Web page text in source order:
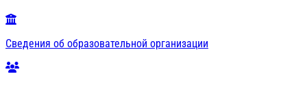
Сведения об образовательной организации